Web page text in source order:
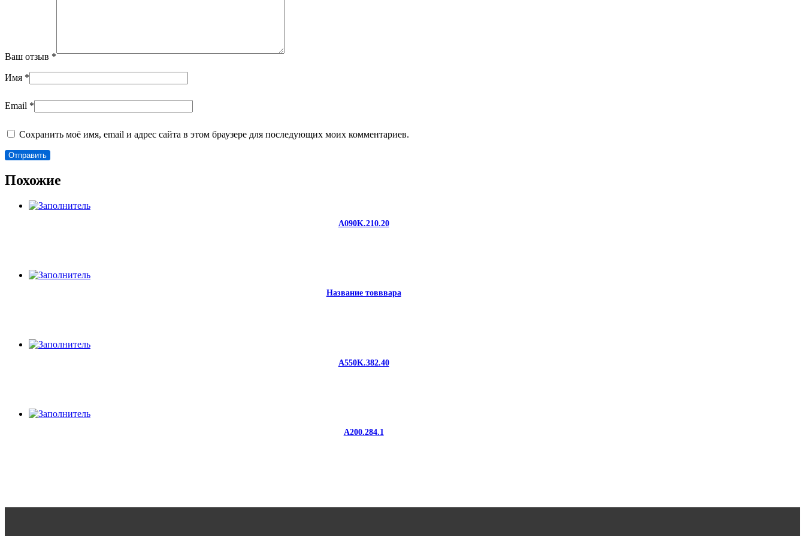
Ваш отзыв *
Имя *
Email *
Сохранить моё имя, email и адрес сайта в этом браузере для последующих моих комментариев.
Похожие
A090K.210.20
Название товввара
A550K.382.40
A200.284.1